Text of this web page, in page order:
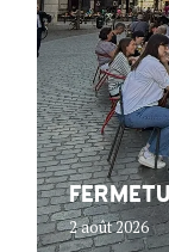
2 août 2026